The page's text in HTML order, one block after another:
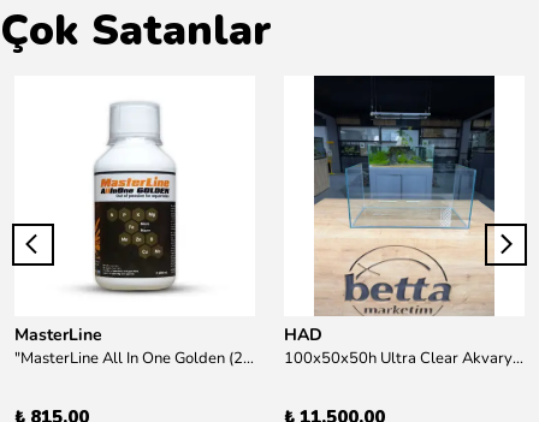
Çok Satanlar
MasterLine
"MasterLine All In One Golden (200 ml) Daha yüksek zorluk derecesine sahip bitkiler için Özel formül Tam Besin "
₺ 815.00
HAD
100x50x50h Ultra Clear Akvaryum 10mm 90derece Birleşim /Sadece Otobüs Kargosu ile Gönderim Yapılır !
₺ 11,500.00